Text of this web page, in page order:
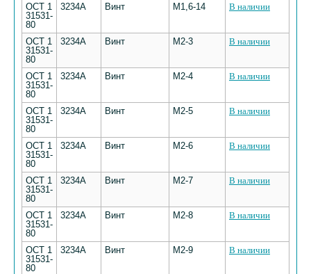
ОСТ 1
31531-
80
3234А Винт М1,6-14 В наличии
ОСТ 1
31531-
80
3234А Винт М2-3 В наличии
ОСТ 1
31531-
80
3234А Винт М2-4 В наличии
ОСТ 1
31531-
80
3234А Винт М2-5 В наличии
ОСТ 1
31531-
80
3234А Винт М2-6 В наличии
ОСТ 1
31531-
80
3234А Винт М2-7 В наличии
ОСТ 1
31531-
80
3234А Винт М2-8 В наличии
ОСТ 1
31531-
80
3234А Винт М2-9 В наличии